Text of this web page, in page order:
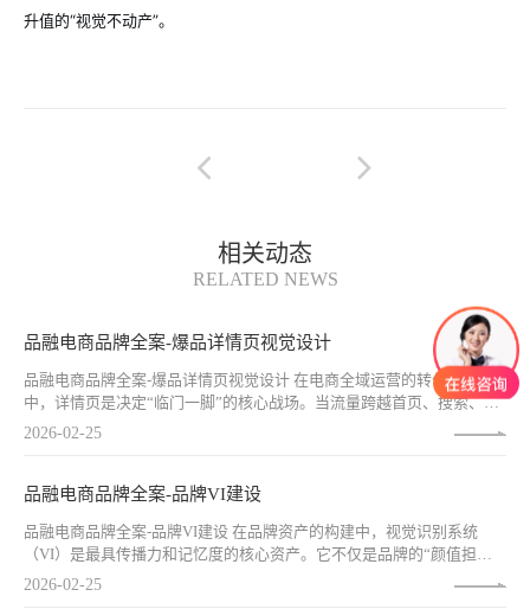
升值的“视觉不动产”。
相关动态
RELATED NEWS
品融电商品牌全案-爆品详情页视觉设计
品融电商品牌全案-爆品详情页视觉设计 在电商全域运营的转化闭环
中，详情页是决定“临门一脚”的核心战场。当流量跨越首页、搜索、推
荐的重重关卡，最终抵达详情页时，品牌迎来了与消费者最深度的沟通
速器。
2026-02-25
品融电商品牌全案-品牌VI建设
品融电商品牌全案-品牌VI建设 在品牌资产的构建中，视觉识别系统
（VI）是最具传播力和记忆度的核心资产。它不仅是品牌的“颜值担
当”，更是品牌战略的视觉化表达，是品牌与消费者建立情感连接的“第
2026-02-25